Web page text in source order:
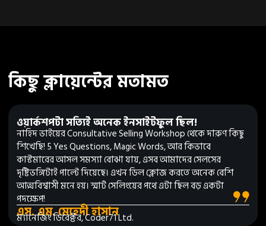
কিছু ক্লায়েন্টের মতামত
ওয়ার্কশপটা সত্যিই অনেক ইনসাইটফুল ছিল!
নাহিদ ভাইয়ের Consultative Selling Workshop থেকে দারুণ কিছু
শিখেছি! 5 Yes Questions, Magic Words, আর কিভাবে
কাস্টমারের আসল সমস্যা বোঝা যায়, এসব আমাদের সেলসের
দৃষ্টিভঙ্গিটাই পাল্টে দিয়েছে। এখন ডিল ক্লোজ করতে অনেক বেশি
আত্মবিশ্বাসী মনে হয়। স্মার্ট সেলিংয়ের পথে এটা ছিল বড় একটা
পদক্ষেপ!
এস. এম. মেহেদী হাসান
ম্যানেজিং ডিরেক্টর, Coder71 Ltd.